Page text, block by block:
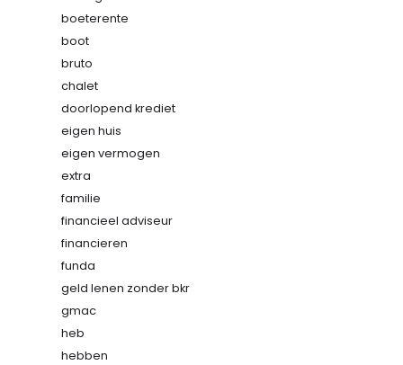
boeterente
boot
bruto
chalet
doorlopend krediet
eigen huis
eigen vermogen
extra
familie
financieel adviseur
financieren
funda
geld lenen zonder bkr
gmac
heb
hebben